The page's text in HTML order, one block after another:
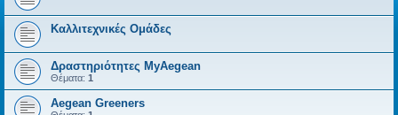
σ
Καλλιτεχνικές Ομάδες
Δραστηριότητες MyAegean
Θέματα: 1
Aegean Greeners